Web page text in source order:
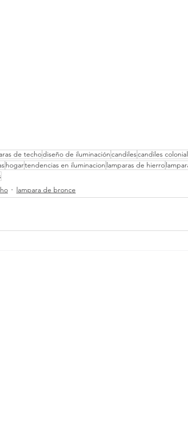
de techodiseño de iluminacióncandilescandiles
hogartendencias en iluminacion lamparas de hierro
lampara de bronce